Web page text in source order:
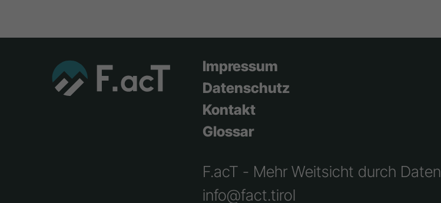
Impressum
Datenschutz
Kontakt
Glossar
F.acT - Mehr Weitsicht durch Daten
info@fact.tirol